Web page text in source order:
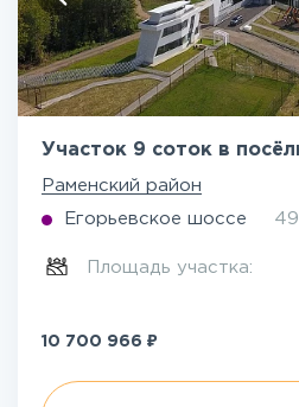
Участок 9 соток в
Раменский район
Егорьевское шоссе
Площадь участка:
10 700 966 ₽